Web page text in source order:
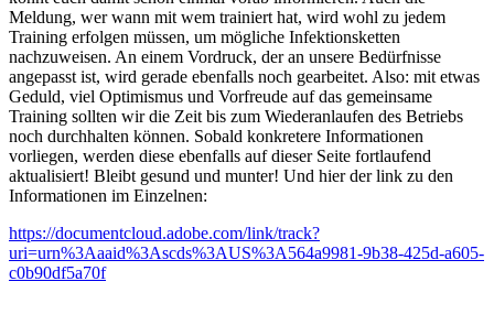
Meldung, wer wann mit wem trainiert hat, wird wohl zu jedem
Training erfolgen müssen, um mögliche Infektionsketten
nachzuweisen. An einem Vordruck, der an unsere Bedürfnisse
angepasst ist, wird gerade ebenfalls noch gearbeitet. Also: mit etwas
Geduld, viel Optimismus und Vorfreude auf das gemeinsame
Training sollten wir die Zeit bis zum Wiederanlaufen des Betriebs
noch durchhalten können. Sobald konkretere Informationen
vorliegen, werden diese ebenfalls auf dieser Seite fortlaufend
aktualisiert! Bleibt gesund und munter! Und hier der link zu den
Informationen im Einzelnen:
https://documentcloud.adobe.com/link/track?
uri=urn%3Aaaid%3Ascds%3AUS%3A564a9981-9b38-425d-a605-
c0b90df5a70f